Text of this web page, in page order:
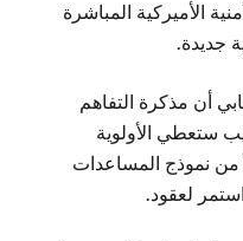
الأميركية المباشرة
جديدة.
أن مذكرة التفاهم
ستعطي الأولوية
من نموذج المساعدات
لعقود.